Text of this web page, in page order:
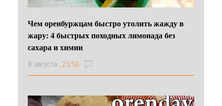
Чем оренбуржцам быстро утолить жажду в
жару: 4 быстрых походных лимонада без
сахара и химии
8 августа 23:50